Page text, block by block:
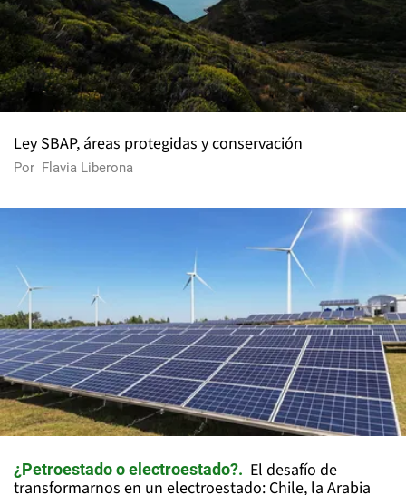
Ley SBAP, áreas protegidas y conservación
Por Flavia Liberona
¿Petroestado o electroestado?
El desafío de
transformarnos en un electroestado: Chile, la Arabia